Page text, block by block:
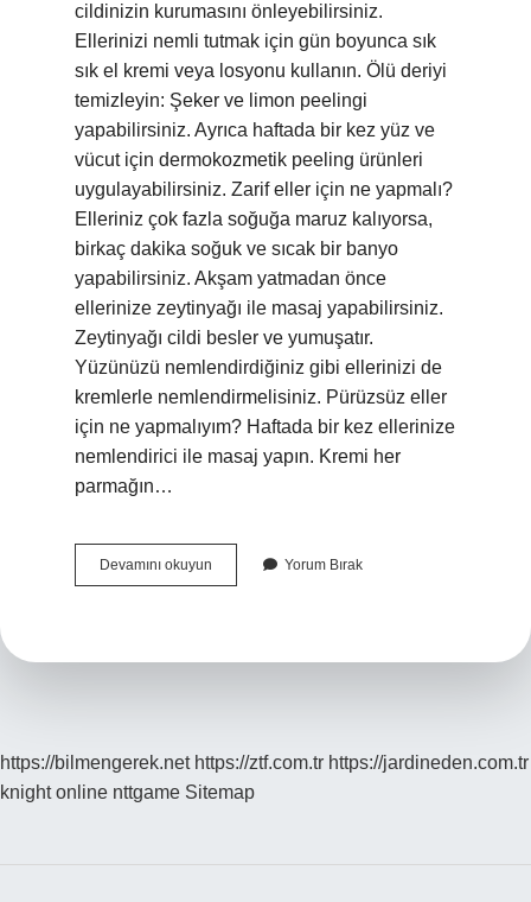
cildinizin kurumasını önleyebilirsiniz.
Ellerinizi nemli tutmak için gün boyunca sık
sık el kremi veya losyonu kullanın. Ölü deriyi
temizleyin: Şeker ve limon peelingi
yapabilirsiniz. Ayrıca haftada bir kez yüz ve
vücut için dermokozmetik peeling ürünleri
uygulayabilirsiniz. Zarif eller için ne yapmalı?
Elleriniz çok fazla soğuğa maruz kalıyorsa,
birkaç dakika soğuk ve sıcak bir banyo
yapabilirsiniz. Akşam yatmadan önce
ellerinize zeytinyağı ile masaj yapabilirsiniz.
Zeytinyağı cildi besler ve yumuşatır.
Yüzünüzü nemlendirdiğiniz gibi ellerinizi de
kremlerle nemlendirmelisiniz. Pürüzsüz eller
için ne yapmalıyım? Haftada bir kez ellerinize
nemlendirici ile masaj yapın. Kremi her
parmağın…
Devamını okuyun
Güzel
Yorum Bırak
https://bilmengerek.net https://ztf.com.tr https://jardineden.com.tr
knight online nttgame Sitemap